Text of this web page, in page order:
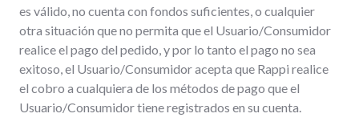
es válido, no cuenta con fondos suficientes, o cualquier
otra situación que no permita que el Usuario/Consumidor
realice el pago del pedido, y por lo tanto el pago no sea
exitoso, el Usuario/Consumidor acepta que Rappi realice
el cobro a cualquiera de los métodos de pago que el
Usuario/Consumidor tiene registrados en su cuenta.